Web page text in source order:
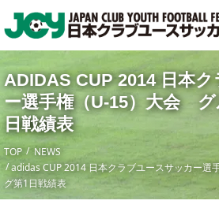
ADIDAS CUP 2014 日本
ー選手権（U-15）大会
日戦績表
TOP
NEWS
adidas CUP 2014 日本クラブユースサッカー
グ第1日戦績表